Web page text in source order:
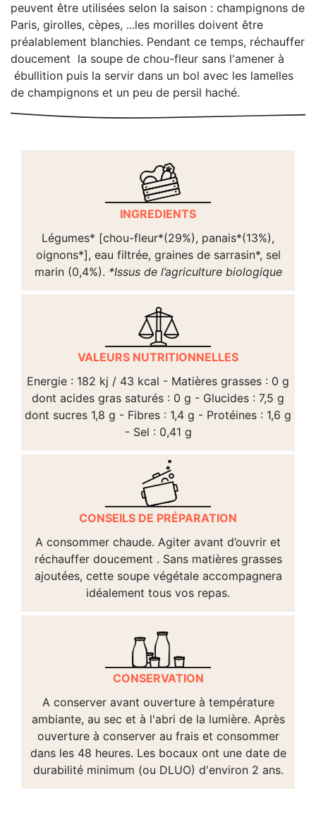
peuvent être utilisées selon la saison : champignons de
Paris, girolles, cèpes, ...les morilles doivent être
préalablement blanchies. Pendant ce temps, réchauffer
doucement la soupe de chou-fleur sans l'amener à
ébullition puis la servir dans un bol avec les lamelles
de champignons et un peu de persil haché.
INGREDIENTS
Légumes* [chou-fleur*(29%), panais*(13%),
oignons*], eau filtrée, graines de sarrasin*, sel
marin (0,4%). *Issus de l’agriculture biologique
VALEURS NUTRITIONNELLES
Energie : 182 kj / 43 kcal - Matières grasses : 0 g
dont acides gras saturés : 0 g - Glucides : 7,5 g
dont sucres 1,8 g - Fibres : 1,4 g - Protéines : 1,6 g
- Sel : 0,41 g
CONSEILS DE PRÉPARATION
A consommer chaude. Agiter avant d’ouvrir et
réchauffer doucement . Sans matières grasses
ajoutées, cette soupe végétale accompagnera
idéalement tous vos repas.
CONSERVATION
A conserver avant ouverture à température
ambiante, au sec et à l'abri de la lumière. Après
ouverture à conserver au frais et consommer
dans les 48 heures. Les bocaux ont une date de
durabilité minimum (ou DLUO) d'environ 2 ans.